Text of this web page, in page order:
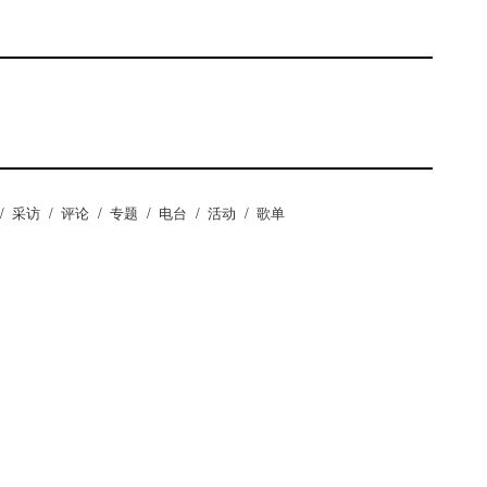
/ 采访 / 评论 / 专题 / 电台 / 活动 / 歌单